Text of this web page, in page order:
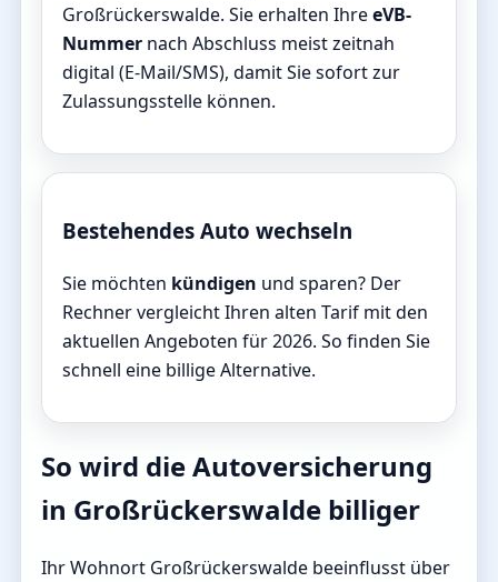
Großrückerswalde. Sie erhalten IhreeVB-
Nummer nach Abschluss meist zeitnah
digital (E-Mail/SMS), damit Sie sofort zur
Zulassungsstelle können.
Bestehendes Auto wechseln
Sie möchten kündigen und sparen? Der
Rechner vergleicht Ihren alten Tarif mit den
aktuellen Angeboten für 2026. So finden Sie
schnell eine billige Alternative.
So wird die Autoversicherung
in Großrückerswalde billiger
Ihr Wohnort Großrückerswalde beeinflusst über